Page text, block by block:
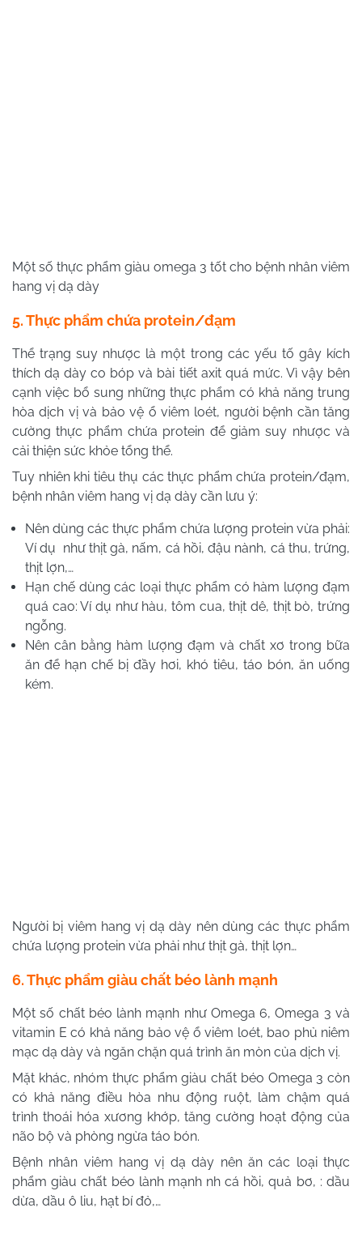
Một số thực phẩm giàu omega 3 tốt cho bệnh nhân viêm
hang vị dạ dày
5. Thực phẩm chứa protein/đạm
Thể trạng suy nhược là một trong các yếu tố gây kích
thích dạ dày co bóp và bài tiết axit quá mức. Vì vậy bên
cạnh việc bổ sung những thực phẩm có khả năng trung
hòa dịch vị và bảo vệ ổ viêm loét, người bệnh cần tăng
cường thực phẩm chứa protein để giảm suy nhược và
cải thiện sức khỏe tổng thể.
Tuy nhiên khi tiêu thụ các thực phẩm chứa protein/đạm,
bệnh nhân viêm hang vị dạ dày cần lưu ý:
Nên dùng các thực phẩm chứa lượng protein vừa phải:
Ví dụ như thịt gà, nấm, cá hồi, đậu nành, cá thu, trứng,
thịt lợn,…
Hạn chế dùng các loại thực phẩm có hàm lượng đạm
quá cao: Ví dụ như hàu, tôm cua, thịt dê, thịt bò, trứng
ngỗng.
Nên cân bằng hàm lượng đạm và chất xơ trong bữa
ăn để hạn chế bị đầy hơi, khó tiêu, táo bón, ăn uống
kém.
Người bị viêm hang vị dạ dày nên dùng các thực phẩm
chứa lượng protein vừa phải như thịt gà, thịt lợn…
6. Thực phẩm giàu chất béo lành mạnh
Một số chất béo lành mạnh như Omega 6, Omega 3 và
vitamin E có khả năng bảo vệ ổ viêm loét, bao phủ niêm
mạc dạ dày và ngăn chặn quá trình ăn mòn của dịch vị.
Mặt khác, nhóm thực phẩm giàu chất béo Omega 3 còn
có khả năng điều hòa nhu động ruột, làm chậm quá
trình thoái hóa xương khớp, tăng cường hoạt động của
não bộ và phòng ngừa táo bón.
Bệnh nhân viêm hang vị dạ dày nên ăn các loại thực
phẩm giàu chất béo lành mạnh nh cá hồi, quả bơ, : dầu
dừa, dầu ô liu, hạt bí đỏ,…